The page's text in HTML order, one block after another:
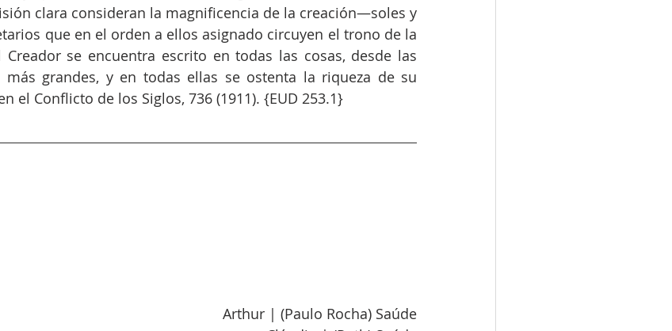
clara consideran la magnificencia de la creación—soles y
que en el orden a ellos asignado circuyen el trono de la
se encuentra escrito en todas las cosas, desde las
más grandes, y en todas ellas se ostenta la riqueza de su
el Conflicto de los Siglos, 736 (1911). {EUD 253.1}
Arthur | (Paulo Rocha) Saúde